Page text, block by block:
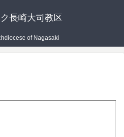
長崎大司教区
of Nagasaki